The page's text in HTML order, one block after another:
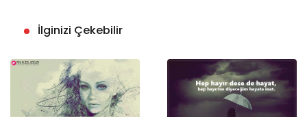
İlginizi Çekebilir